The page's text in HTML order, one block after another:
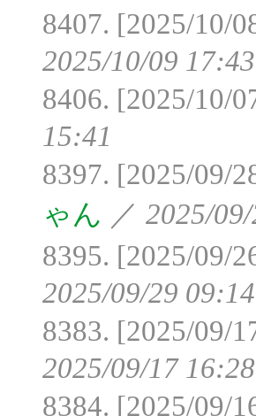
8407. [2025/10/
2025/10/09 17:43
8406. [2025/10/
15:41
8397. [2025/09/
ゃん ／ 2025/
8395. [2025/09/
2025/09/29 09:14
8383. [2025/09/
2025/09/17 16:28
8384. [2025/09/